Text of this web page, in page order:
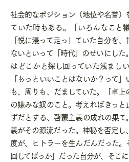
社会的なポジション（地位や名誉
ていた時もある。「いろんなこと
「悦に浸って走っ」ていた自分を
ないといって「時代」のせいにし
はどこかと探し回っていた浅まし
「もっといいことはないか？って
も、周りも、だましていた。「卓
の嫌みな奴のこと。考えればきっ
ずだとする、啓蒙主義の成れの果
義がその源流だった。神秘を否定
度が、ヒトラーを生んだんだった
回してばっか」だった自分が、そこに